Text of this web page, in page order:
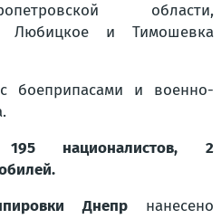
области,
Любицкое и Тимошевка
боеприпасами и военно-
националистов, 2
Днепрнанесено